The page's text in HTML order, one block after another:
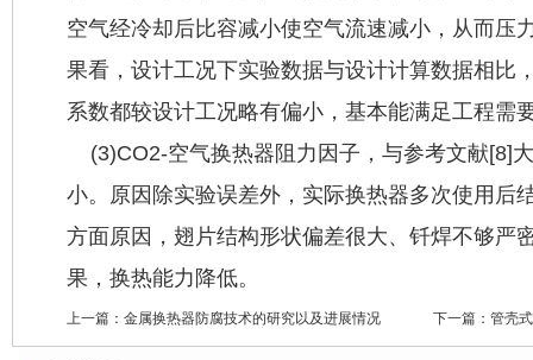
空气经冷却后比容减小使空气流速减小，从而
果看，设计工况下实验数据与设计计算数据相比
系数都较设计工况略有偏小，基本能满足工程需
(3)CO2-空气换热器阻力因子，与参考文献[8]
小。原因除实验误差外，实际换热器多次使用后
方面原因，翅片结构形状偏差很大、钎焊不够严
果，换热能力降低。
上一篇： 金属换热器防腐技术的研究以及进展情况 下一篇： 管壳